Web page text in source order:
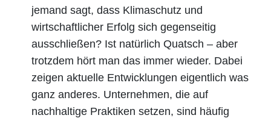
jemand sagt, dass Klimaschutz und
wirtschaftlicher Erfolg sich gegenseitig
ausschließen? Ist natürlich Quatsch – aber
trotzdem hört man das immer wieder. Dabei
zeigen aktuelle Entwicklungen eigentlich was
ganz anderes. Unternehmen, die auf
nachhaltige Praktiken setzen, sind häufig